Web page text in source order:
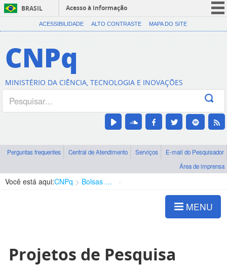
BRASIL
Acesso à informação
CORONAVÍRUS (COVID-19)
Canais
ACESSIBILIDADE ALTO CONTRASTE MAPA DO SITE
CNPq
MINISTÉRIO DA CIÊNCIA, TECNOLOGIA E INOVAÇÕES
Perguntas frequentes Central de Atendimento Serviços
E-mail do Pesquisador
Área de imprensa
Você está aqui:CNPq Bolsas e Auxílios Vigentes
MENU
Projetos de Pesquisa